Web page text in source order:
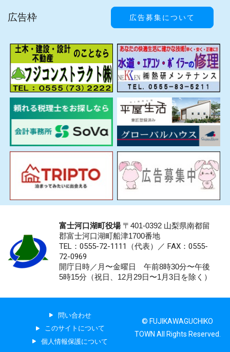
広告枠 広告募集について
富士河口湖町役場〒401-0392 山梨県南都留
郡富士河口湖町船津1700番地
TEL：0555-72-1111 （代表）／ FAX：0555-
72-0969
開庁日時／月〜金曜日 午前8時30分〜午後
5時15分（祝日、12月29日〜1月3日を除く）
問い合わせ
このサイトについて
個人情報保護について
© FUJIKAWAGUCHIKO
TOWN All Rights Reserved.